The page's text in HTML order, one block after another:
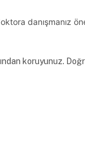
danışmanız
koruyunuz.